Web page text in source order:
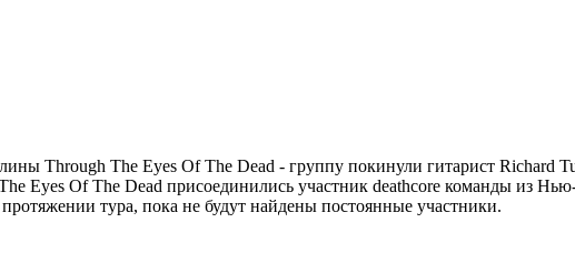
Through The Eyes Of The Dead - группу покинули гитарист Richard
Eyes Of The Dead присоединились участник deathcore команды из
тура, пока не будут найдены постоянные участники.